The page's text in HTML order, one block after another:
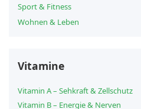
Sport & Fitness
Wohnen & Leben
Vitamine
Vitamin A – Sehkraft & Zellschutz
Vitamin B – Energie & Nerven